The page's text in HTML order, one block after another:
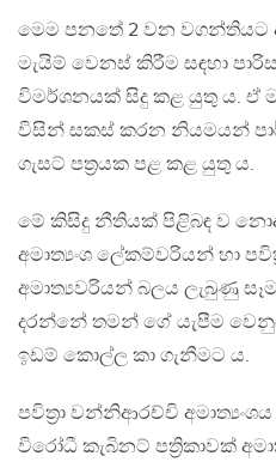
මෙම පනතේ 2 වන
මැයිම් වෙනස් කිරීම සඳහා
විමර්ශනයක් සිදු කළ යුතු ය. ඒ
විසින් සකස් කරන නියමයන්
ගැසට් පත්‍රයක පළ කළ යුතු ය.
මේ කිසිදු නීතියක් පිළිබඳ ව
අමාත්‍යංශ ලේකම්වරියන් හා
අමාත්‍යවරියන් බලය ලැබුණු
දරන්නේ තමන් ගේ යැපීම
ඉඩම් කොල්ල කා ගැනීමට ය.
පවිත්‍රා වන්නිආරච්චි
විරෝධී කැබිනට් පත්‍රිකාවක්